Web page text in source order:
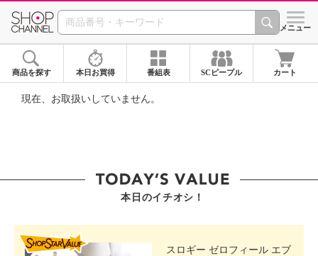
SHOP CHANNEL ショッ
メニュー
商品を探す 本日お買得 番組表 SCピープル カート
現在、お取扱いしていません。
本日のイチオシ！
スロギー ゼロフィール エブ